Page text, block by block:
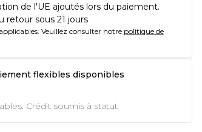
de l'UE ajoutés lors du paiement.
retour sous 21 jours
Veuillez consulter notre politique de
flexibles disponibles
Crédit soumis à statut